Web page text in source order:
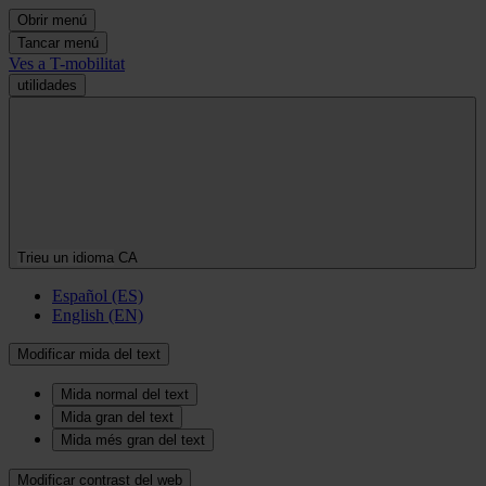
Obrir menú
Tancar menú
Ves a T-mobilitat
utilidades
Trieu un idioma CA
Español (ES)
English (EN)
Modificar mida del text
Mida normal del text
Mida gran del text
Mida més gran del text
Modificar contrast del web